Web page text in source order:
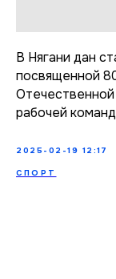
В Нягани дан
посвященной
рабочей
2025-02-19 12:17
СПОРТ